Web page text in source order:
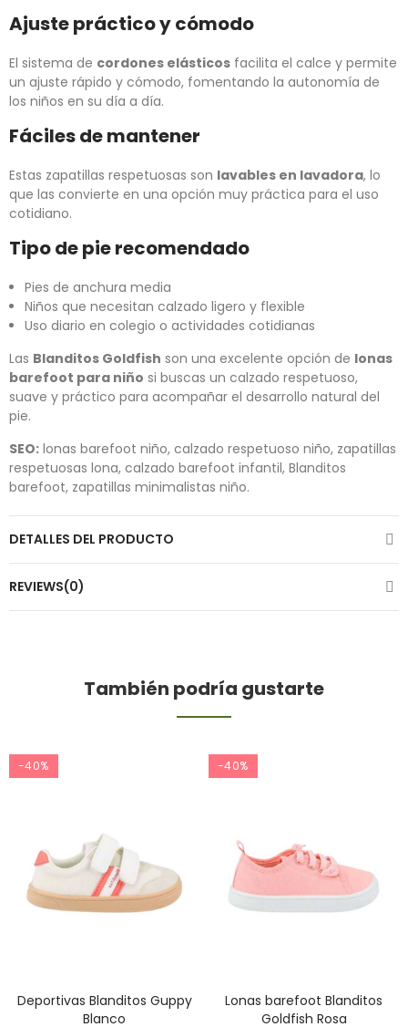
Ajuste práctico y cómodo
El sistema de cordones elásticos facilita el calce y permite
un ajuste rápido y cómodo, fomentando la autonomía de
los niños en su día a día.
Fáciles de mantener
Estas zapatillas respetuosas son lavables en lavadora, lo
que las convierte en una opción muy práctica para el uso
cotidiano.
Tipo de pie recomendado
Pies de anchura media
Niños que necesitan calzado ligero y flexible
Uso diario en colegio o actividades cotidianas
Las Blanditos Goldfish son una excelente opción de lonas
barefoot para niño si buscas un calzado respetuoso,
suave y práctico para acompañar el desarrollo natural del
pie.
SEO: lonas barefoot niño, calzado respetuoso niño, zapatillas
respetuosas lona, calzado barefoot infantil, Blanditos
barefoot, zapatillas minimalistas niño.
DETALLES DEL PRODUCTO
REVIEWS(0)
También podría gustarte
-40%
Deportivas Blanditos Guppy
Blanco
-40%
Lonas barefoot Blanditos
Goldfish Rosa